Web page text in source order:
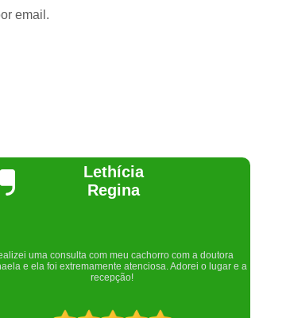
email.
Joelma Lilian
maravilhoso. Sempre serei grata pelo que fizeram por
nós!